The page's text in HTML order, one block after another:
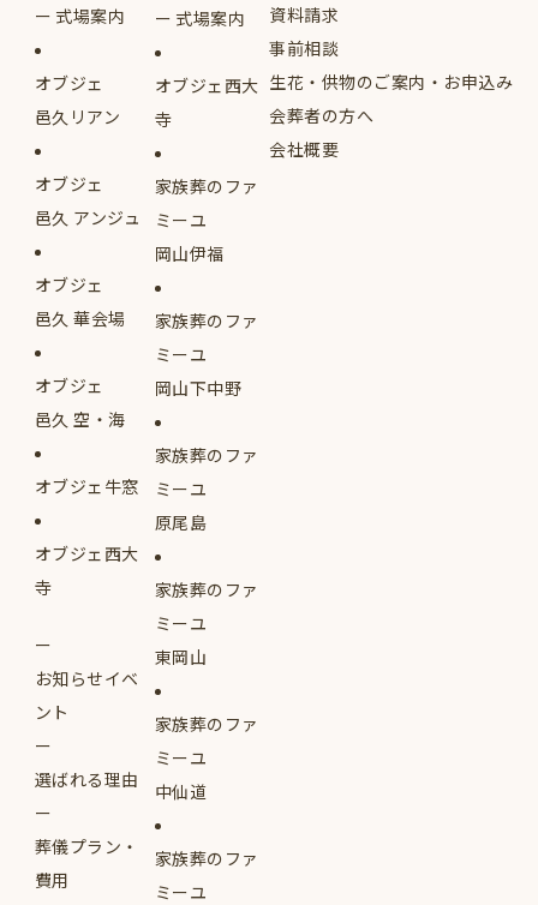
式場案内
オブジェ
邑久リアン
オブジェ
邑久 アンジュ
オブジェ
邑久 華会場
オブジェ
邑久 空・海
オブジェ牛窓
オブジェ西大
寺
お知らせイベ
ント
選ばれる理由
葬儀プラン・
費用
式場案内
オブジェ西大
寺
家族葬のファ
ミーユ
岡山伊福
家族葬のファ
ミーユ
岡山下中野
家族葬のファ
ミーユ
原尾島
家族葬のファ
ミーユ
東岡山
家族葬のファ
ミーユ
中仙道
家族葬のファ
ミーユ
資料請求
事前相談
生花・供物のご案内・お申込み
会葬者の方へ
会社概要